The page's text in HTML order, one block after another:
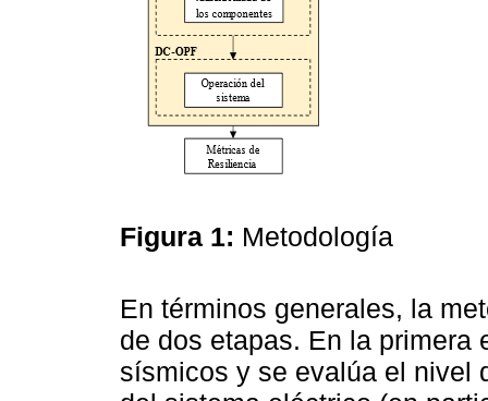
Figura 1: Metodología
En términos generales, la
de dos etapas. En la primera
sísmicos y se evalúa el nivel